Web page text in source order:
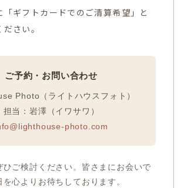
「ギフトカードでのご清算希望」と
さい。
ご予約・お問い合わせ
Photo（ライトハウスフォト）
担当：岩澤（イワサワ）
photo.com
ひご検討ください。皆さまにお会いで
を心よりお待ちしております。